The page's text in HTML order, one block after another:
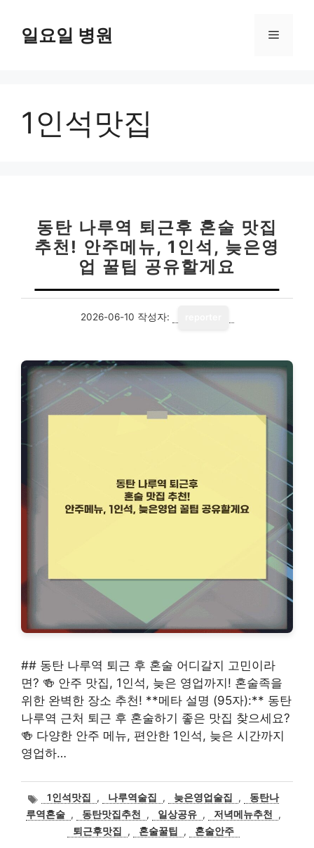
일요일 병원 메
1인석맛집
동탄 나루역 퇴근후 혼술 맛집
추천! 안주메뉴, 1인석, 늦은영
업 꿀팁 공유할게요
2026-06-10 작성자:
## 동탄 나루역 퇴근 후 혼술 어디갈지 고민이라
면? 🍻 안주 맛집, 1인석, 늦은 영업까지! 혼술족을
위한 완벽한 장소 추천! **메타 설명 (95자):** 동탄
나루역 근처 퇴근 후 혼술하기 좋은 맛집 찾으세요?
🍻 다양한 안주 메뉴, 편안한 1인석, 늦은 시간까지
영업하…
태
그
1인석맛집 , 나루역술집 , 늦은영업술집 ,
동탄나
루역혼술 , 동탄맛집추천 , 일상공유 , 저녁메뉴추천
,
퇴근후맛집
, 혼술꿀팁 , 혼술안주